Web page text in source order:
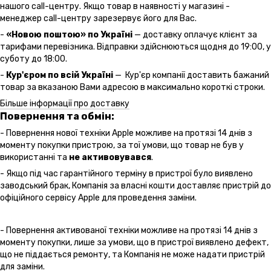
нашого call-центру. Якщо товар в наявності у магазині -
менеджер call-центру зарезервує його для Вас.
- «Новою поштою» по Україні — доставку оплачує клієнт за
тарифами перевізника. Відправки здійснюються щодня до 19:00, у
суботу до 18:00.
- Кур'єром по всій Україні — Кур'єр компанії доставить бажаний
товар за вказаною Вами адресою в максимально короткі строки.
Більше інформації про доставку
Повернення та обмін:
- Повернення нової техніки Apple можливе на протязі 14 днів з
моменту покупки пристрою, за тої умови, що товар не був у
використанні та не активовувався.
- Якщо під час гарантійного терміну в пристрої було виявлено
заводський брак, Компанія за власні кошти доставляє пристрій до
офіційного сервісу Apple для проведення заміни.
- Повернення активованої техніки можливе на протязі 14 днів з
моменту покупки, лише за умови, що в пристрої виявлено дефект,
що не піддається ремонту, та Компанія не може надати пристрій
для заміни.